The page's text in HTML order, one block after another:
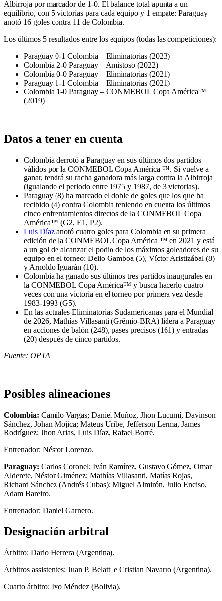
Albirroja por marcador de 1-0. El balance total apunta a un
equilibrio, con 5 victorias para cada equipo y 1 empate: Paraguay
anotó 16 goles contra 11 de Colombia.
Los últimos 5 resultados entre los equipos (todas las competiciones):
Paraguay 0-1 Colombia – Eliminatorias (2023)
Colombia 2-0 Paraguay – Amistoso (2022)
Colombia 0-0 Paraguay – Eliminatorias (2021)
Paraguay 1-1 Colombia – Eliminatorias (2021)
Colombia 1-0 Paraguay – CONMEBOL Copa América™
(2019)
Datos a tener en cuenta
Colombia derrotó a Paraguay en sus últimos dos partidos
válidos por la CONMEBOL Copa América ™. Si vuelve a
ganar, tendrá su racha ganadora más larga contra la Albirroja
(igualando el periodo entre 1975 y 1987, de 3 victorias).
Paraguay (8) ha marcado el doble de goles que los que ha
recibido (4) contra Colombia teniendo en cuenta los últimos
cinco enfrentamientos directos de la CONMEBOL Copa
América™ (G2, E1, P2).
Luis Díaz anotó cuatro goles para Colombia en su primera
edición de la CONMEBOL Copa América ™ en 2021 y está
a un gol de alcanzar el podio de los máximos goleadores de su
equipo en el torneo: Delio Gamboa (5), Víctor Aristizábal (8)
y Arnoldo Iguarán (10).
Colombia ha ganado sus últimos tres partidos inaugurales en
la CONMEBOL Copa América™ y busca hacerlo cuatro
veces con una victoria en el torneo por primera vez desde
1983-1993 (G5).
En las actuales Eliminatorias Sudamericanas para el Mundial
de 2026, Mathías Villasanti (Grêmio-BRA) lidera a Paraguay
en acciones de balón (248), pases precisos (161) y entradas
(20) después de cinco partidos.
Fuente: OPTA
Posibles alineaciones
Colombia: Camilo Vargas; Daniel Muñoz, Jhon Lucumí, Davinson
Sánchez, Johan Mojica; Mateus Uribe, Jefferson Lerma, James
Rodríguez; Jhon Arias, Luis Díaz, Rafael Borré.
Entrenador: Néstor Lorenzo.
Paraguay: Carlos Coronel; Iván Ramírez, Gustavo Gómez, Omar
Alderete, Néstor Giménez; Mathías Villasanti, Matías Rojas,
Richard Sánchez (Andrés Cubas); Miguel Almirón, Julio Enciso,
Adam Bareiro.
Entrenador: Daniel Garnero.
Designación arbitral
Árbitro: Dario Herrera (Argentina).
Árbitros assistentes: Juan P. Belatti e Cristian Navarro (Argentina).
Cuarto árbitro: Ivo Méndez (Bolivia).